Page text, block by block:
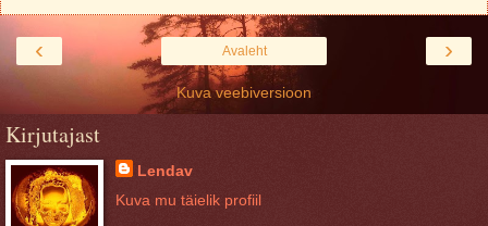
‹ ›
Avaleht
Kuva veebiversioon
Kirjutajast
Lendav
Kuva mu täielik profiil